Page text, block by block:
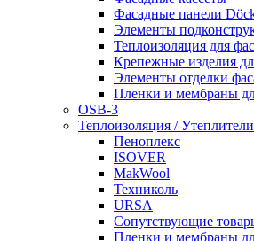
Фасадные панели
Элементы
Теплоизоляция для
Крепежные изделия
Элементы отделки
Пленки и мембраны
OSB-3
Теплоизоляция / Утеплители
Пеноплекс
ISOVER
MakWool
Техниколь
URSA
Сопутствующие
Пленки и мембраны